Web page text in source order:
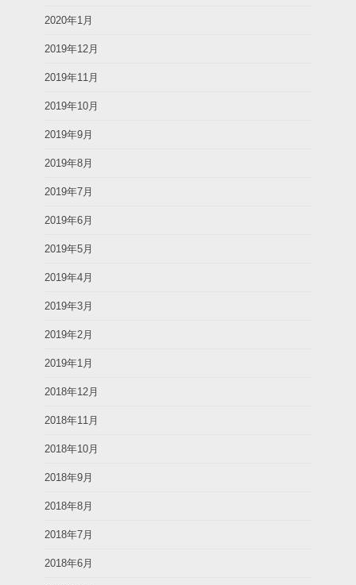
2020年1月
2019年12月
2019年11月
2019年10月
2019年9月
2019年8月
2019年7月
2019年6月
2019年5月
2019年4月
2019年3月
2019年2月
2019年1月
2018年12月
2018年11月
2018年10月
2018年9月
2018年8月
2018年7月
2018年6月